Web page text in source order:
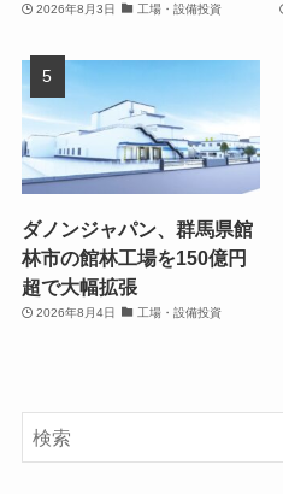
2026年8月3日 工場・設備投資
ダノンジャパン、群馬県館
林市の館林工場を150億円
超で大幅拡張
2026年8月4日 工場・設備投資